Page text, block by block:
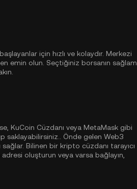
için hızlı ve kolaydır. Merkezi
emin olun. Seçtiğiniz borsanın sağlam
KuCoin Cüzdanı veya MetaMask gibi
saklayabilirsiniz.. Önde gelen Web3
Bilinen bir kripto cüzdanı tarayıcı
oluşturun veya varsa bağlayın,